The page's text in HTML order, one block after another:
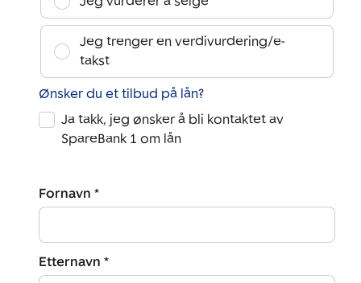
Jeg trenger en verdivurdering/e-
takst
Ønsker du et tilbud på lån?
Ja takk, jeg ønsker å bli kontaktet av
SpareBank 1 om lån
Fornavn *
Etternavn *